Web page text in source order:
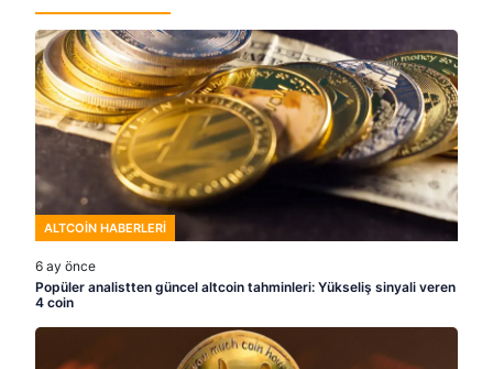
ALTCOIN HABERLERI
6 ay önce
Popüler analistten güncel altcoin tahminleri: Yükseliş sinyali veren
4 coin